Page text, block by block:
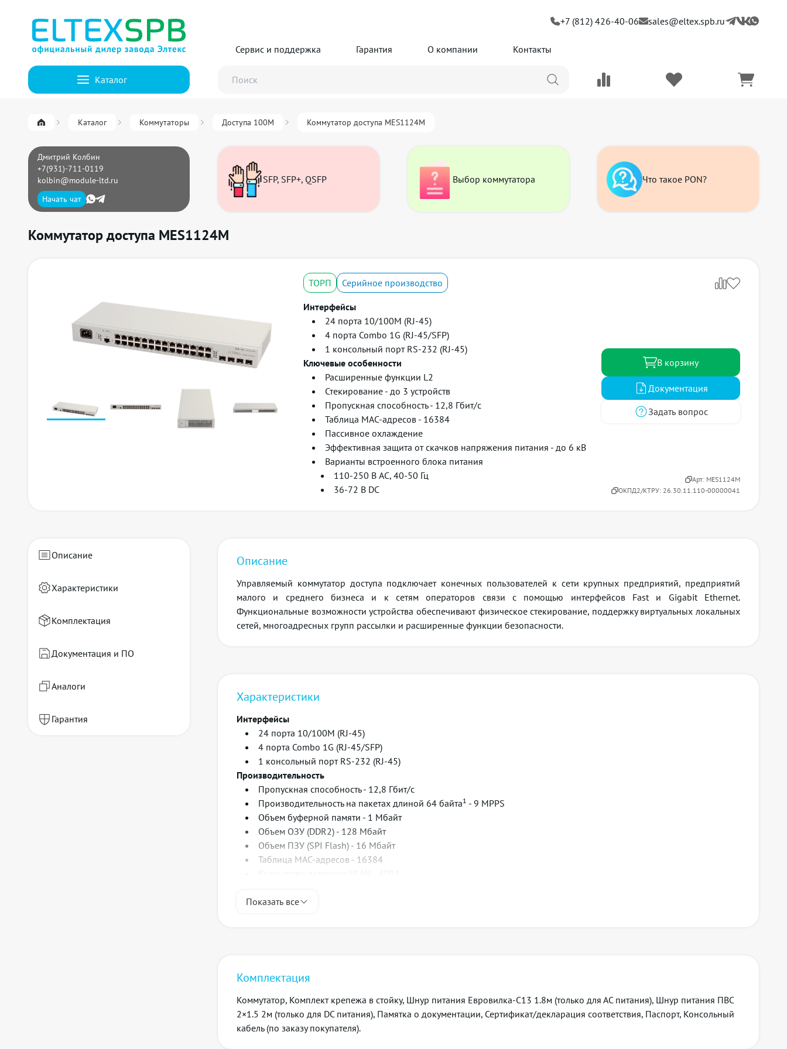
+7 (812) 426-40-06 sales@eltex.spb.ru
Сервис и поддержка Гарантия О компании Контакты
Каталог
Каталог Коммутаторы Доступа 100М Коммутатор доступа MES1124M
Дмитрий Колбин
+7(931)-711-0119
kolbin@module-ltd.ru
Начать чат
SFP, SFP+, QSFP Выбор коммутатора Что такое PON?
Коммутатор доступа MES1124M
ТОРП Серийное производство
Интерфейсы
24 порта 10/100M (RJ-45)
4 порта Combo 1G (RJ-45/SFP)
1 консольный порт RS-232 (RJ-45)
Ключевые особенности
Расширенные функции L2
Стекирование - до 3 устройств
Пропускная способность - 12,8 Гбит/с
Таблица MAC-адресов - 16384
Пассивное охлаждение
Эффективная защита от скачков напряжения питания - до 6 кВ
Варианты встроенного блока питания
110-250 В AC, 40-50 Гц
36-72 В DC
В корзину
Документация
Задать вопрос
Арт: MES1124M
ОКПД2/КТРУ: 26.30.11.110-00000041
Описание
Характеристики
Комплектация
Документация и ПО
Аналоги
Гарантия
Описание
Управляемый коммутатор доступа подключает конечных пользователей к сети крупных предприятий, предприятий
малого и среднего бизнеса и к сетям операторов связи с помощью интерфейсов Fast и Gigabit Ethernet.
Функциональные возможности устройства обеспечивают физическое стекирование, поддержку виртуальных локальных
сетей, многоадресных групп рассылки и расширенные функции безопасности.
Характеристики
Интерфейсы
24 порта 10/100M (RJ-45)
4 порта Combo 1G (RJ-45/SFP)
1 консольный порт RS-232 (RJ-45)
Производительность
Пропускная способность - 12,8 Гбит/с
Производительность на пакетах длиной 64 байта1 - 9 MPPS
Объем буферной памяти - 1 Мбайт
Объем ОЗУ (DDR2) - 128 Мбайт
Объем ПЗУ (SPI Flash) - 16 Мбайт
Таблица MAC-адресов - 16384
Количество правил SQinQ - 168 (ingress) / 96 (egress)
Функции интерфейсов
Защита от блокировки очереди (HOL)
Поддержка обратного давления (Back pressure)
Поддержка Auto MDI/MDIX
Показать все
Комплектация
Коммутатор, Комплект крепежа в стойку, Шнур питания Евровилка-С13 1.8м (только для АС питания), Шнур питания ПВС
2×1.5 2м (только для DC питания), Памятка о документации, Сертификат/декларация соответствия, Паспорт, Консольный
кабель (по заказу покупателя).